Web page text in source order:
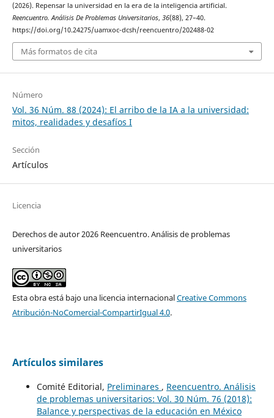
(2026). Repensar la universidad en la era de la inteligencia artificial.
Reencuentro. Análisis De Problemas Universitarios, 36(88), 27–40.
https://doi.org/10.24275/uamxoc-dcsh/reencuentro/202488-02
Más formatos de cita
Número
Vol. 36 Núm. 88 (2024): El arribo de la IA a la universidad:
mitos, realidades y desafíos I
Sección
Artículos
Licencia
Derechos de autor 2026 Reencuentro. Análisis de problemas
universitarios
Esta obra está bajo una licencia internacionalCreative Commons
Atribución-NoComercial-CompartirIgual 4.0.
Artículos similares
Comité Editorial, Preliminares , Reencuentro. Análisis
de problemas universitarios: Vol. 30 Núm. 76 (2018):
Balance y perspectivas de la educación en México